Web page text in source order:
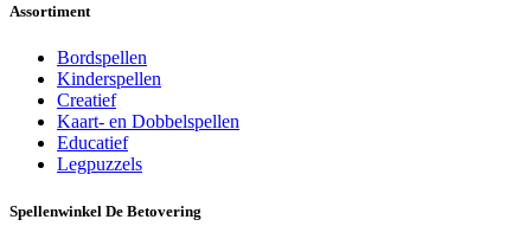
Assortiment
Bordspellen
Kinderspellen
Creatief
Kaart- en Dobbelspellen
Educatief
Legpuzzels
Spellenwinkel De Betover​ing